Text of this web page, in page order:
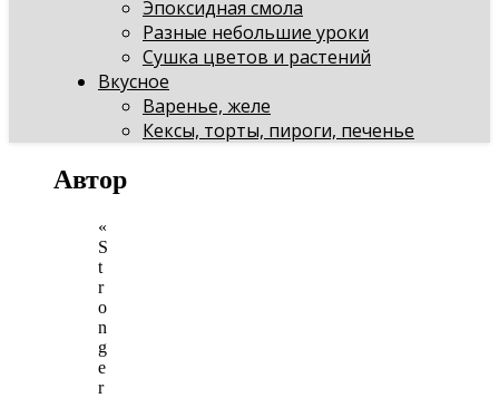
Эпоксидная смола
Разные небольшие уроки
Сушка цветов и растений
Вкусное
Варенье, желе
Кексы, торты, пироги, печенье
Автор
«
S
t
r
o
n
g
e
r